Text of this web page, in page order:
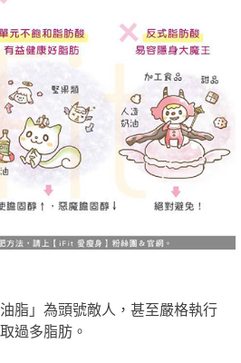
脂」為頭號敵人，甚至嚴格執行
過多脂肪。